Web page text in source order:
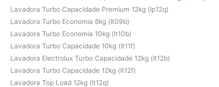
Lavadora Turbo Capacidade Premium 12kg (lp12q)
Lavadora Turbo Economia 8kg (lt09b)
Lavadora Turbo Economia 10kg (lt10b)
Lavadora Turbo Capacidade 10kg (lt11f)
Lavadora Electrolux Turbo Capacidade 12kg (lt12b)
Lavadora Turbo Capacidade 12kg (lt12f)
Lavadora Top Load 12kg (lt12q)